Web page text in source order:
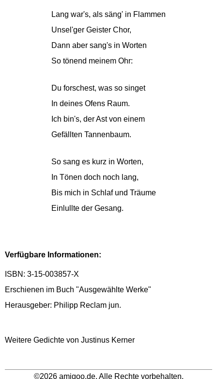
Lang war's, als säng' in Flammen
Unsel'ger Geister Chor,
Dann aber sang's in Worten
So tönend meinem Ohr:
Du forschest, was so singet
In deines Ofens Raum.
Ich bin's, der Ast von einem
Gefällten Tannenbaum.
So sang es kurz in Worten,
In Tönen doch noch lang,
Bis mich in Schlaf und Träume
Einlullte der Gesang.
Verfügbare Informationen:
ISBN: 3-15-003857-X
Erschienen im Buch "Ausgewählte Werke"
Herausgeber: Philipp Reclam jun.
Weitere Gedichte von Justinus Kerner
©2026 amigoo.de. Alle Rechte vorbehalten.